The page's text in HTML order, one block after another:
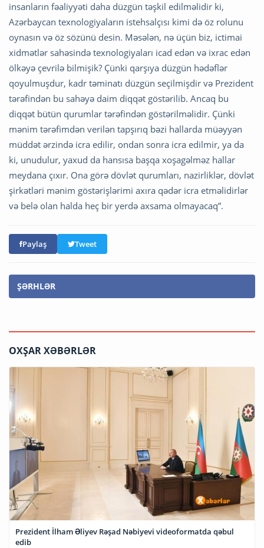
insanların fəaliyyəti daha düzgün təşkil edilməlidir ki,
Azərbaycan texnologiyaların istehsalçısı kimi də öz rolunu
oynasın və öz sözünü desin. Məsələn, nə üçün biz, ictimai
xidmətlər sahəsində texnologiyaları icad edən və ixrac edən
ölkəyə çevrilə bilmişik? Çünki qarşıya düzgün hədəflər
qoyulmuşdur, kadr təminatı düzgün seçilmişdir və Prezident
tərəfindən bu sahəyə daim diqqət göstərilib. Ancaq bu
diqqət bütün qurumlar tərəfindən göstərilməlidir. Çünki
mənim tərəfimdən verilən tapşırıq bəzi hallarda müəyyən
müddət ərzində icra edilir, ondan sonra icra edilmir, ya da
ki, unudulur, yaxud da hansısa başqa xoşagəlməz hallar
meydana çıxır. Ona görə dövlət qurumları, nazirliklər, dövlət
şirkətləri mənim göstərişlərimi axıra qədər icra etməlidirlər
və belə olan halda heç bir yerdə axsama olmayacaq”.
Paylaş Tweet
ŞƏRHLƏR
OXŞAR XƏBƏRLƏR
Prezident İlham Əliyev Rəşad Nəbiyevi videoformatda qəbul
edib